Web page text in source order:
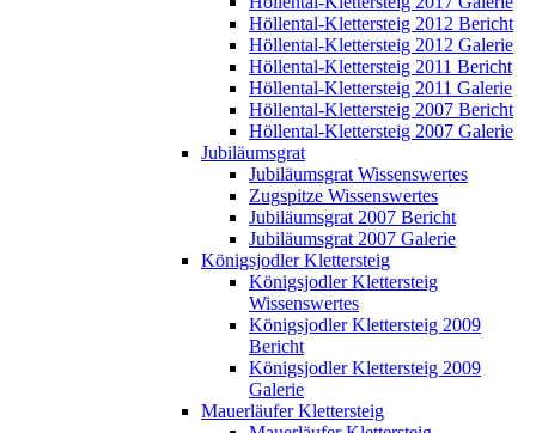
Höllental-Klettersteig 2012 Bericht
Höllental-Klettersteig 2012 Galerie
Höllental-Klettersteig 2011 Bericht
Höllental-Klettersteig 2011 Galerie
Höllental-Klettersteig 2007 Bericht
Höllental-Klettersteig 2007 Galerie
Jubiläumsgrat
Jubiläumsgrat Wissenswertes
Zugspitze Wissenswertes
Jubiläumsgrat 2007 Bericht
Jubiläumsgrat 2007 Galerie
Königsjodler Klettersteig
Königsjodler Klettersteig
Wissenswertes
Königsjodler Klettersteig 2009
Bericht
Königsjodler Klettersteig 2009
Galerie
Mauerläufer Klettersteig